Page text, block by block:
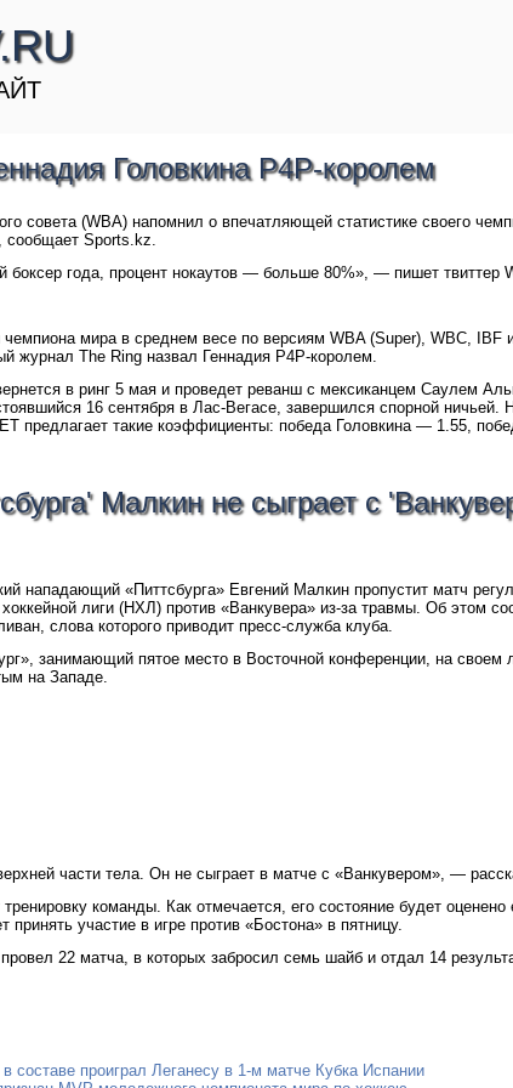
Головкина P4P-королем
совета (WBA) напомнил о впечатляющей статистике своего
сообщает Sports.kz.
боксер года, процент нокаутов — больше 80%», — пишет твиттер
чемпиона мира в среднем весе по версиям WBA (Super), WBC, IBF
журнал The Ring назвал Геннадия P4P-королем.
в ринг 5 мая и проведет реванш с мексиканцем Саулем
16 сентября в Лас-Вегасе, завершился спорной ничьей.
предлагает такие коэффициенты: победа Головкина — 1.55,
Малкин не сыграет с
нападающий «Питтсбурга» Евгений Малкин пропустит матч
лиги (НХЛ) против «Ванкувера» из-за травмы. Об этом
слова которого приводит пресс-служба клуба.
занимающий пятое место в Восточной конференции, на своем
на Западе.
части тела. Он не сыграет в матче с «Ванкувером», —
команды. Как отмечается, его состояние будет оценено
участие в игре против «Бостона» в пятницу.
22 матча, в которых забросил семь шайб и отдал 14
проиграл Леганесу в 1-м матче Кубка Испании